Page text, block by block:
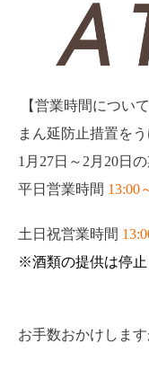
【営業時間について
まん延防止措置をう
1月27日～2月20日
平日営業時間 13:00
土日祝営業時間
※酒類の提供は停止
お手数おかけしま